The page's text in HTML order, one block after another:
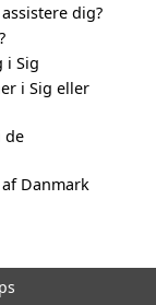
dig?
i Sig
i Sig eller
de
Danmark